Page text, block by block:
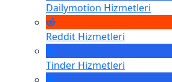
Dailymotion Hizmetleri
Reddit Hizmetleri
Tinder Hizmetleri